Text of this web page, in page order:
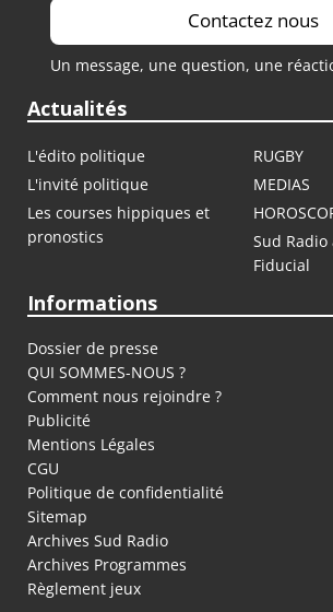
Contactez nous
Un message, une question, une
Actualités
L'édito politique
RUGBY
L'invité politique
MEDIAS
Les courses hippiques et
pronostics
Sud Radio
Fiducial
Informations
Dossier de presse
QUI SOMMES-NOUS ?
Comment nous rejoindre ?
Publicité
Mentions Légales
CGU
Politique de confidentialité
Sitemap
Archives Sud Radio
Archives Programmes
Règlement jeux